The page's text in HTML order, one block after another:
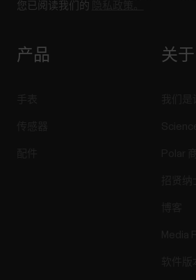
您已阅读我们的
产品 关